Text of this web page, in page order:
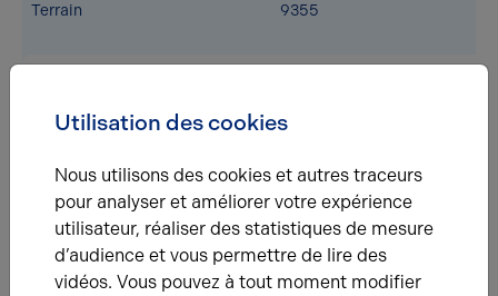
Terrain 9355
Eléments affichés non contractuels
Énergie
B C F
Utilisation des cookies
Nous utilisons des cookies et autres traceurs
pour analyser et améliorer votre expérience
utilisateur, réaliser des statistiques de mesure
d’audience et vous permettre de lire des
vidéos. Vous pouvez à tout moment modifier